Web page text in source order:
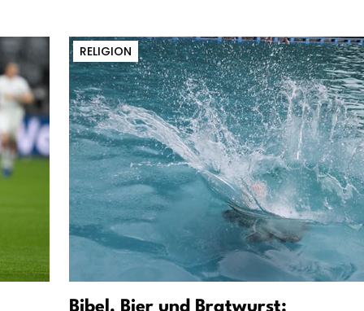
RELIGION
Bibel, Bier und Bratwurst: